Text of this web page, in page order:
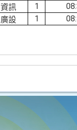
資訊
1
廣設
1